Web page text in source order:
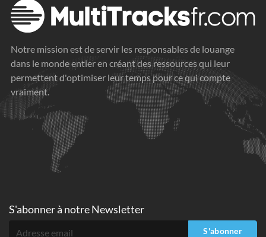
Notre mission est de servir les responsables de louange
dans le monde entier en créant des ressources qui leur
permettent d'optimiser leur temps pour ce qui compte
vraiment.
S'abonner à notre Newsletter
S'abonner